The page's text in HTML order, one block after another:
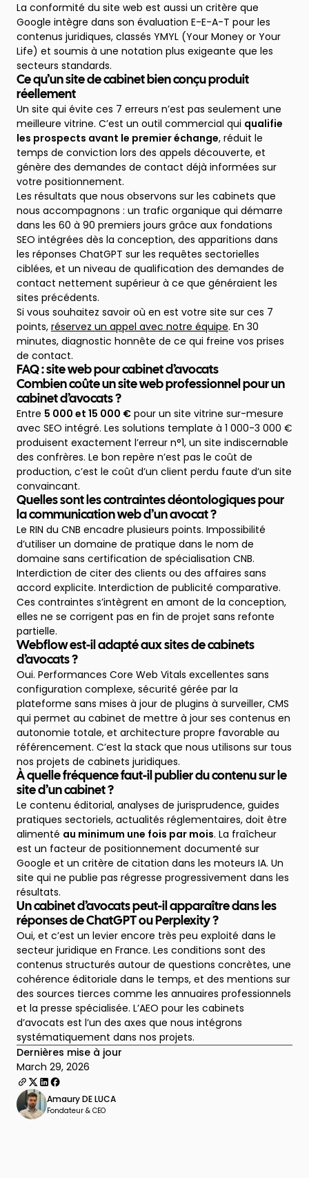
La conformité du site web est aussi un critère que
Google intègre dans son évaluation E-E-A-T pour les
contenus juridiques, classés YMYL (Your Money or Your
Life) et soumis à une notation plus exigeante que les
secteurs standards.
Ce qu’un site de cabinet bien conçu produit
réellement
Un site qui évite ces 7 erreurs n’est pas seulement une
meilleure vitrine. C’est un outil commercial qui qualifie
les prospects avant le premier échange, réduit le
temps de conviction lors des appels découverte, et
génère des demandes de contact déjà informées sur
votre positionnement.
Les résultats que nous observons sur les cabinets que
nous accompagnons : un trafic organique qui démarre
dans les 60 à 90 premiers jours grâce aux fondations
SEO intégrées dès la conception, des apparitions dans
les réponses ChatGPT sur les requêtes sectorielles
ciblées, et un niveau de qualification des demandes de
contact nettement supérieur à ce que généraient les
sites précédents.
Si vous souhaitez savoir où en est votre site sur ces 7
points, réservez un appel avec notre équipe. En 30
minutes, diagnostic honnête de ce qui freine vos prises
de contact.
FAQ : site web pour cabinet d’avocats
Combien coûte un site web professionnel pour un
cabinet d’avocats ?
Entre 5 000 et 15 000 € pour un site vitrine sur-mesure
avec SEO intégré. Les solutions template à 1 000-3 000 €
produisent exactement l’erreur n°1, un site indiscernable
des confrères. Le bon repère n’est pas le coût de
production, c’est le coût d’un client perdu faute d’un site
convaincant.
Quelles sont les contraintes déontologiques pour
la communication web d’un avocat ?
Le RIN du CNB encadre plusieurs points. Impossibilité
d’utiliser un domaine de pratique dans le nom de
domaine sans certification de spécialisation CNB.
Interdiction de citer des clients ou des affaires sans
accord explicite. Interdiction de publicité comparative.
Ces contraintes s’intègrent en amont de la conception,
elles ne se corrigent pas en fin de projet sans refonte
partielle.
Webflow est-il adapté aux sites de cabinets
d’avocats ?
Oui. Performances Core Web Vitals excellentes sans
configuration complexe, sécurité gérée par la
plateforme sans mises à jour de plugins à surveiller, CMS
qui permet au cabinet de mettre à jour ses contenus en
autonomie totale, et architecture propre favorable au
référencement. C’est la stack que nous utilisons sur tous
nos projets de cabinets juridiques.
À quelle fréquence faut-il publier du contenu sur le
site d’un cabinet ?
Le contenu éditorial, analyses de jurisprudence, guides
pratiques sectoriels, actualités réglementaires, doit être
alimenté au minimum une fois par mois. La fraîcheur
est un facteur de positionnement documenté sur
Google et un critère de citation dans les moteurs IA. Un
site qui ne publie pas régresse progressivement dans les
résultats.
Un cabinet d’avocats peut-il apparaître dans les
réponses de ChatGPT ou Perplexity ?
Oui, et c’est un levier encore très peu exploité dans le
secteur juridique en France. Les conditions sont des
contenus structurés autour de questions concrètes, une
cohérence éditoriale dans le temps, et des mentions sur
des sources tierces comme les annuaires professionnels
et la presse spécialisée. L’AEO pour les cabinets
d’avocats est l’un des axes que nous intégrons
systématiquement dans nos projets.
Dernières mise à jour
March 29, 2026
Amaury DE LUCA
Fondateur & CEO